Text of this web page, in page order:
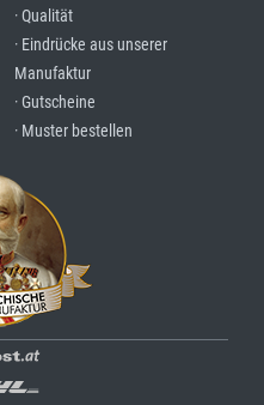
· Qualität
· Eindrücke aus unserer
Manufaktur
· Gutscheine
· Muster bestellen